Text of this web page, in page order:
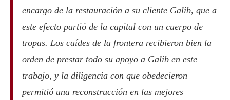
encargo de la restauración a su cliente Galib, que a
este efecto partió de la capital con un cuerpo de
tropas. Los caídes de la frontera recibieron bien la
orden de prestar todo su apoyo a Galib en este
trabajo, y la diligencia con que obedecieron
permitió una reconstrucción en las mejores